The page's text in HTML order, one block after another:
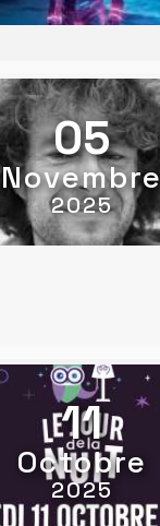
05
Novembre
2025
11
Octobre
2025